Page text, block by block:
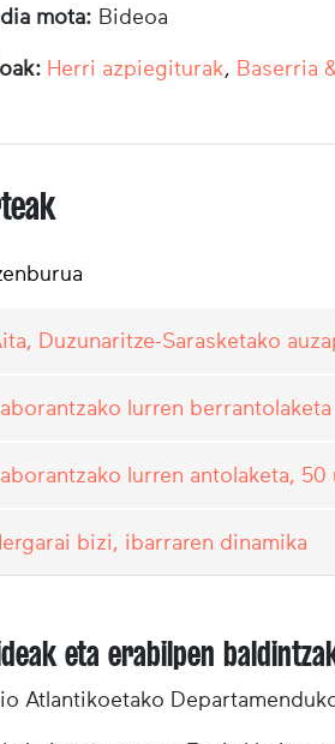
mota: Bideoa
Herri azpiegiturak, Baserria
Duzunaritze-Sarasketako
lurren
lurren antolaketa,
bizi, ibarraren dinamika
eta erabilpen
Atlantikoetako